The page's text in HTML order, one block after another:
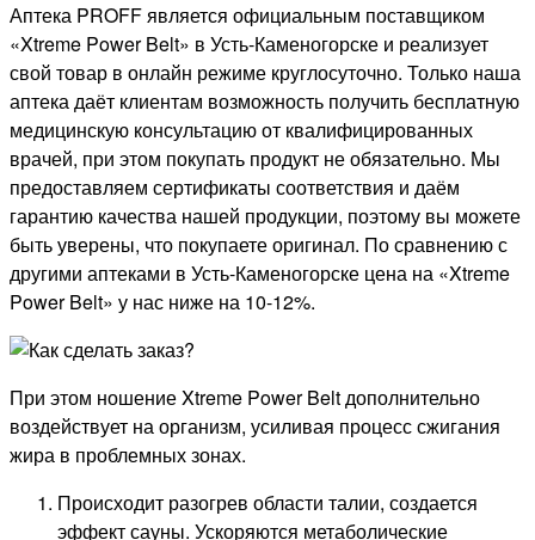
Аптека PROFF является официальным поставщиком
«Xtreme Power Belt» в Усть-Каменогорске и реализует
свой товар в онлайн режиме круглосуточно. Только наша
аптека даёт клиентам возможность получить бесплатную
медицинскую консультацию от квалифицированных
врачей, при этом покупать продукт не обязательно. Мы
предоставляем сертификаты соответствия и даём
гарантию качества нашей продукции, поэтому вы можете
быть уверены, что покупаете оригинал. По сравнению с
другими аптеками в Усть-Каменогорске цена на «Xtreme
Power Belt» у нас ниже на 10-12%.
При этом ношение Xtreme Power Belt дополнительно
воздействует на организм, усиливая процесс сжигания
жира в проблемных зонах.
Происходит разогрев области талии, создается
эффект сауны. Ускоряются метаболические